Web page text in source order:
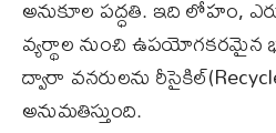
అనుకూల పద్ధతి. ఇది లోహం,
వ్యర్థాల నుంచి ఉపయోగకరమైన
ద్వారా వనరులను
అనుమతిస్తుంది.